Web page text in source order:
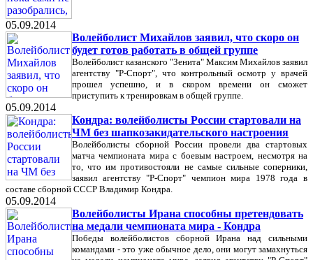
05.09.2014
Волейболист Михайлов заявил, что скоро он
будет готов работать в общей группе
Волейболист казанского "Зенита" Максим Михайлов заявил
агентству "Р-Спорт", что контрольный осмотр у врачей
прошел успешно, и в скором времени он сможет
приступить к тренировкам в общей группе.
05.09.2014
Кондра: волейболисты России стартовали на
ЧМ без шапкозакидательского настроения
Волейболисты сборной России провели два стартовых
матча чемпионата мира с боевым настроем, несмотря на
то, что им противостояли не самые сильные соперники,
заявил агентству "Р-Спорт" чемпион мира 1978 года в
составе сборной СССР Владимир Кондра.
05.09.2014
Волейболисты Ирана способны претендовать
на медали чемпионата мира - Кондра
Победы волейболистов сборной Ирана над сильными
командами - это уже обычное дело, они могут замахнуться